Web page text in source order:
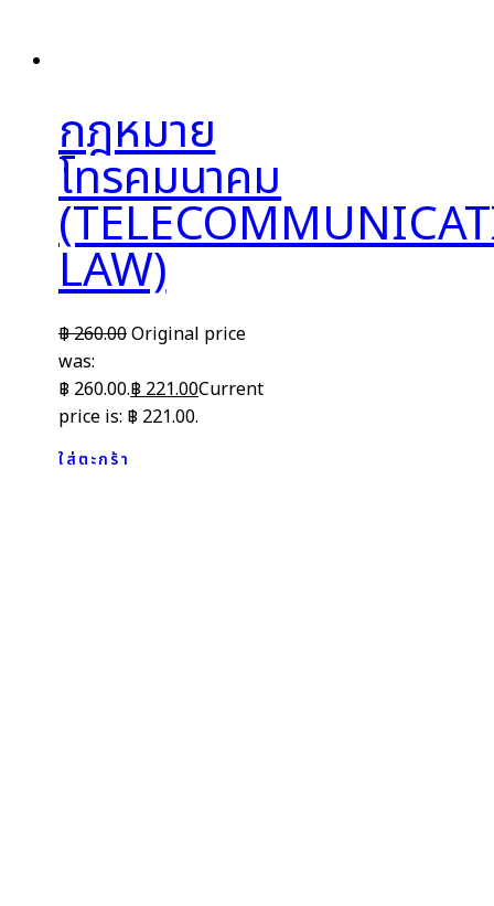
กฎหมาย
โทรคมนาคม
LAW)
฿260.00Original price
was:
฿ 260.00.฿221.00Current
price is: ฿ 221.00.
ใส่ตะกร้า